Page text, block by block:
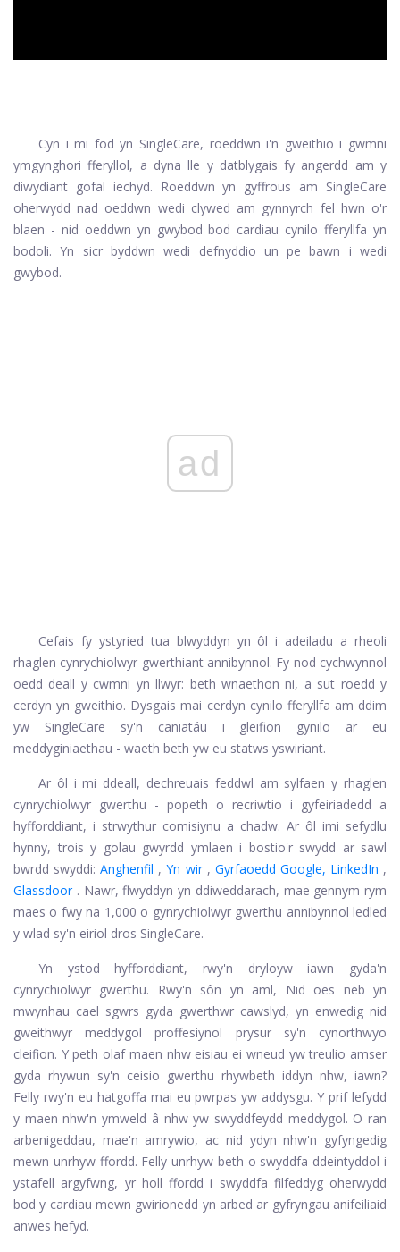
Cyn i mi fod yn SingleCare, roeddwn i'n gweithio i gwmni
ymgynghori fferyllol, a dyna lle y datblygais fy angerdd am y
diwydiant gofal iechyd. Roeddwn yn gyffrous am SingleCare
oherwydd nad oeddwn wedi clywed am gynnyrch fel hwn o'r
blaen - nid oeddwn yn gwybod bod cardiau cynilo fferyllfa yn
bodoli. Yn sicr byddwn wedi defnyddio un pe bawn i wedi
gwybod.
ad
Cefais fy ystyried tua blwyddyn yn ôl i adeiladu a rheoli
rhaglen cynrychiolwyr gwerthiant annibynnol. Fy nod cychwynnol
oedd deall y cwmni yn llwyr: beth wnaethon ni, a sut roedd y
cerdyn yn gweithio. Dysgais mai cerdyn cynilo fferyllfa am ddim
yw SingleCare sy'n caniatáu i gleifion gynilo ar eu
meddyginiaethau - waeth beth yw eu statws yswiriant.
Ar ôl i mi ddeall, dechreuais feddwl am sylfaen y rhaglen
cynrychiolwyr gwerthu - popeth o recriwtio i gyfeiriadedd a
hyfforddiant, i strwythur comisiynu a chadw. Ar ôl imi sefydlu
hynny, trois y golau gwyrdd ymlaen i bostio'r swydd ar sawl
bwrdd swyddi:Anghenfil ,Yn wir, Gyrfaoedd Google, LinkedIn ,
Glassdoor. Nawr, flwyddyn yn ddiweddarach, mae gennym rym
maes o fwy na 1,000 o gynrychiolwyr gwerthu annibynnol ledled
y wlad sy'n eiriol dros SingleCare.
Yn ystod hyfforddiant, rwy'n dryloyw iawn gyda'n
cynrychiolwyr gwerthu. Rwy'n sôn yn aml, Nid oes neb yn
mwynhau cael sgwrs gyda gwerthwr cawslyd, yn enwedig nid
gweithwyr meddygol proffesiynol prysur sy'n cynorthwyo
cleifion. Y peth olaf maen nhw eisiau ei wneud yw treulio amser
gyda rhywun sy'n ceisio gwerthu rhywbeth iddyn nhw, iawn?
Felly rwy'n eu hatgoffa mai eu pwrpas yw addysgu. Y prif lefydd
y maen nhw'n ymweld â nhw yw swyddfeydd meddygol. O ran
arbenigeddau, mae'n amrywio, ac nid ydyn nhw'n gyfyngedig
mewn unrhyw ffordd. Felly unrhyw beth o swyddfa ddeintyddol i
ystafell argyfwng, yr holl ffordd i swyddfa filfeddyg oherwydd
bod y cardiau mewn gwirionedd yn arbed ar gyfryngau anifeiliaid
anwes hefyd.